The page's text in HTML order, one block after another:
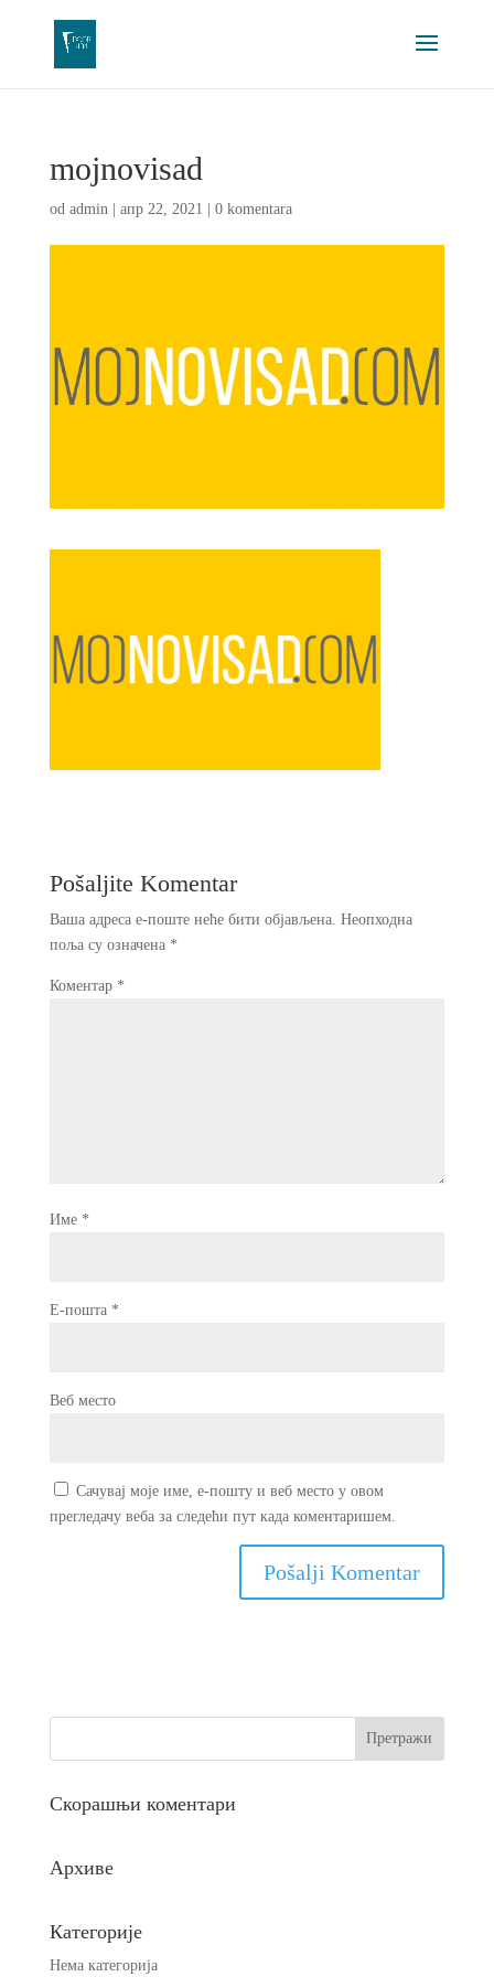
mojnovisad
od admin| апр 22, 2021 0 komentara
Pošaljite Komentar
Ваша адреса е-поште неће бити објављена. Неопходна
поља су означена *
Коментар *
Име *
Е-пошта *
Веб место
Сачувај моје име, е-пошту и веб место у овом
прегледачу веба за следећи пут када коментаришем.
Скорашњи коментари
Архиве
Категорије
Нема категорија